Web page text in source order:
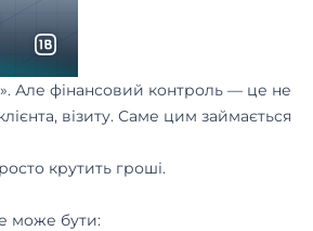
Але фінансовий контроль — це не
візиту. Саме цим займається
крутить гроші.
може бути: